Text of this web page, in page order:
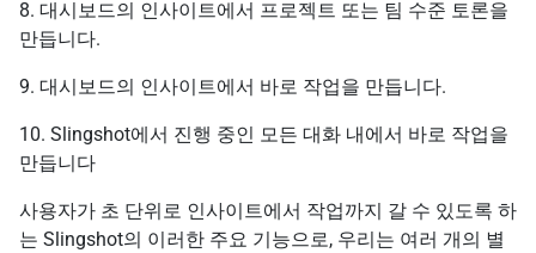
8. 대시보드의 인사이트에서 프로젝트 또는 팀 수준 토론을
만듭니다.
9. 대시보드의 인사이트에서 바로 작업을 만듭니다.
10. Slingshot에서 진행 중인 모든 대화 내에서 바로 작업을
만듭니다
사용자가 초 단위로 인사이트에서 작업까지 갈 수 있도록 하
는 Slingshot의 이러한 주요 기능으로, 우리는 여러 개의 별